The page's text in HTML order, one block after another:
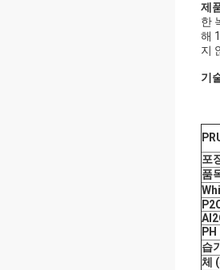
제
한
해
지
기
포
품
PH
습
체